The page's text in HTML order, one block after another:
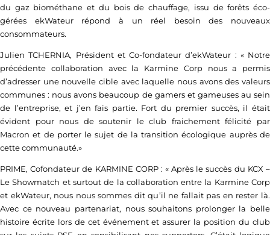
du gaz biométhane et du bois de chauffage, issu de forêts éco-
gérées ekWateur répond à un réel besoin des nouveaux
consommateurs.
Julien TCHERNIA, Président et Co-fondateur d’ekWateur : « Notre
précédente collaboration avec la Karmine Corp nous a permis
d’adresser une nouvelle cible avec laquelle nous avons des valeurs
communes : nous avons beaucoup de gamers et gameuses au sein
de l’entreprise, et j’en fais partie. Fort du premier succès, il était
évident pour nous de soutenir le club fraichement félicité par
Macron et de porter le sujet de la transition écologique auprès de
cette communauté.»
PRIME, Cofondateur de KARMINE CORP : « Après le succès du KCX –
Le Showmatch et surtout de la collaboration entre la Karmine Corp
et ekWateur, nous nous sommes dit qu’il ne fallait pas en rester là.
Avec ce nouveau partenariat, nous souhaitons prolonger la belle
histoire écrite lors de cet événement et assurer la position du club